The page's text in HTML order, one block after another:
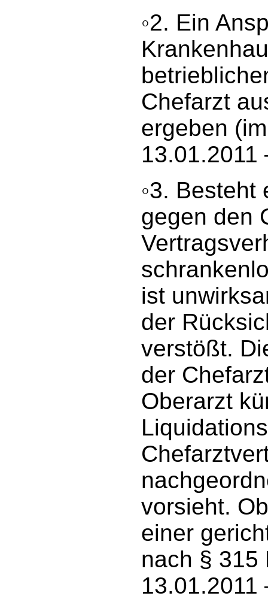
◦2. Ein
Chefarzt
ergeben
13.01.2011
◦3. Besteht
gegen den
ist
der
verstößt.
der
Oberarzt
vorsieht.
einer
nach § 315
13.01.2011